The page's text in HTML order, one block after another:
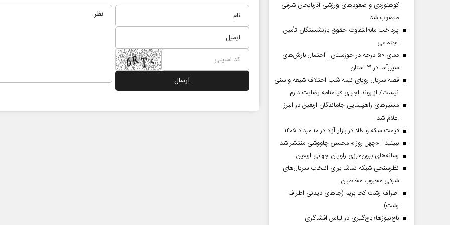
کوهنوردی و صعودهای ورزشی آذربایجان شرقی
منصوب شد
پرداخت مابه‌التفاوت حقوق بازنشستگان تأمین
اجتماعی
دمای ۵۰ درجه در خوزستان | احتمال بارش‌های
سیل‌آسا در ۳ استان
قصه سریال رویای نیمه شب اختلاف شیعه و سنی
نیست/ از روند اجرای فیلمنامه رضایت دارم
مسیر‌های راهپیمایی جاماندگان اربعین در البرز
اعلام شد
قیمت سکه و طلا در بازار آزاد در ۱۰ مرداد ۱۴۰۵
ببینید | «چهل روز » محسن چاووشی منتشر شد
رسانه‌های برون‌مرزی راویان جهانی اربعین
نظرسنجی شبکه تماشا برای انتخاب سریال‌های
شرقی محبوب مخاطبان
اطراف رشت کجا بریم (جاهای دیدنی اطراف
رشت)
باج‌نیوزها؛ باج‌گیری در لباس افشاگری
صفحات نخست‌روزنامه‌ها‌ی‌چهارشنبه‌۷‌مردادماه